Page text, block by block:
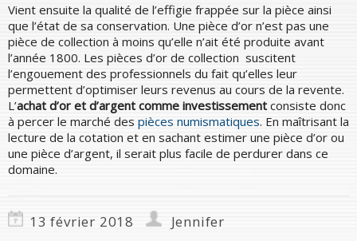
Vient ensuite la qualité de l’effigie frappée sur la pièce ainsi
que l’état de sa conservation. Une pièce d’or n’est pas une
pièce de collection à moins qu’elle n’ait été produite avant
l’année 1800. Les pièces d’or de collection suscitent
l’engouement des professionnels du fait qu’elles leur
permettent d’optimiser leurs revenus au cours de la revente.
L’achat d’or et d’argent comme investissement consiste donc
à percer le marché des pièces numismatiques. En maîtrisant la
lecture de la cotation et en sachant estimer une pièce d’or ou
une pièce d’argent, il serait plus facile de perdurer dans ce
domaine.
13 février 2018
Jennifer